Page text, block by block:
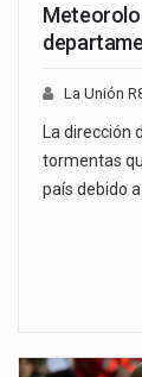
La Unión
La
tormentas
país debido